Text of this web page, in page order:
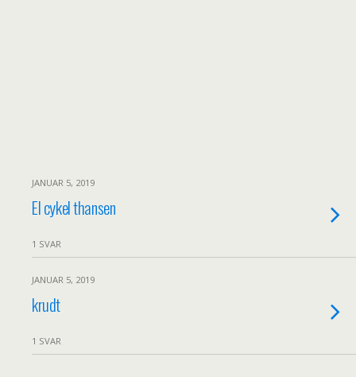
JANUAR 5, 2019
El cykel thansen
1 SVAR
JANUAR 5, 2019
krudt
1 SVAR